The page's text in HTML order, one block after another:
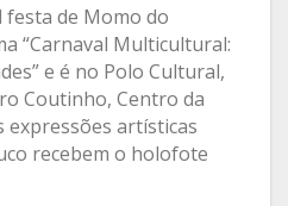
de Momo do
“Carnaval Multicultural:
e é no Polo Cultural,
Coutinho, Centro da
expressões artísticas
recebem o holofote